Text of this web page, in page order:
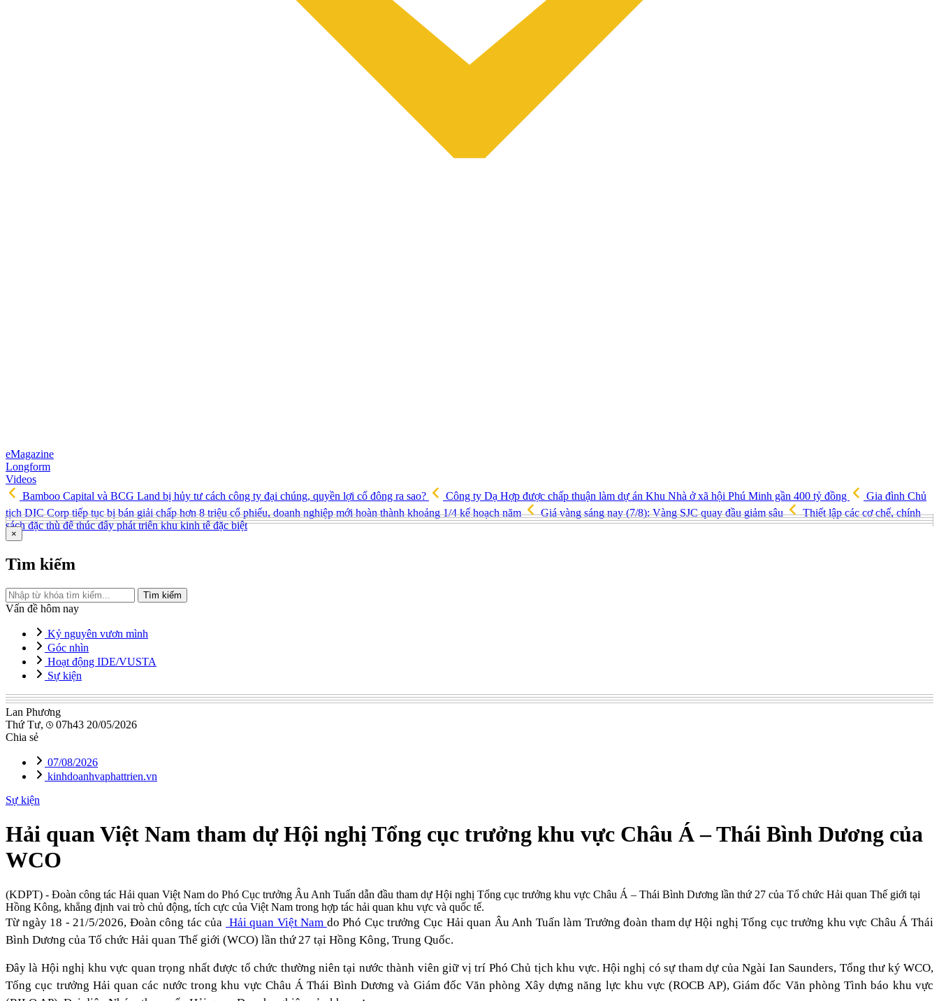
eMagazine
Longform
Videos
Bamboo Capital và BCG Land bị hủy tư cách công ty đại chúng, quyền lợi cổ đông ra sao?
Công ty Dạ Hợp được chấp thuận làm dự án Khu Nhà ở xã hội Phú Minh gần 400 tỷ đồng
Gia đình Chủ
tịch DIC Corp tiếp tục bị bán giải chấp hơn 8 triệu cổ phiếu, doanh nghiệp mới hoàn thành khoảng 1/4 kế hoạch năm
Giá vàng sáng nay (7/8): Vàng SJC quay đầu giảm sâu
Thiết lập các cơ chế, chính
sách đặc thù để thúc đẩy phát triển khu kinh tế đặc biệt
×
Tìm kiếm
Tìm kiếm
Vấn đề hôm nay
Kỷ nguyên vươn mình
Góc nhìn
Hoạt động IDE/VUSTA
Sự kiện
Lan Phương
Thứ Tư,
07h43 20/05/2026
Chia sẻ
07/08/2026
kinhdoanhvaphattrien.vn
Sự kiện
Hải quan Việt Nam tham dự Hội nghị Tổng cục trưởng khu vực Châu Á – Thái Bình Dương của
WCO
(KDPT) - Đoàn công tác Hải quan Việt Nam do Phó Cục trưởng Âu Anh Tuấn dẫn đầu tham dự Hội nghị Tổng cục trưởng khu vực Châu Á – Thái Bình Dương lần thứ 27 của Tổ chức Hải quan Thế giới tại
Hồng Kông, khẳng định vai trò chủ động, tích cực của Việt Nam trong hợp tác hải quan khu vực và quốc tế.
Từ ngày 18 - 21/5/2026, Đoàn công tác của Hải quan Việt Nam do Phó Cục trưởng Cục Hải quan Âu Anh Tuấn làm Trưởng đoàn tham dự Hội nghị Tổng cục trưởng khu vực Châu Á Thái
Bình Dương của Tổ chức Hải quan Thế giới (WCO) lần thứ 27 tại Hồng Kông, Trung Quốc.
Đây là Hội nghị khu vực quan trọng nhất được tổ chức thường niên tại nước thành viên giữ vị trí Phó Chủ tịch khu vực. Hội nghị có sự tham dự của Ngài Ian Saunders, Tổng thư ký WCO,
Tổng cục trưởng Hải quan các nước trong khu vực Châu Á Thái Bình Dương và Giám đốc Văn phòng Xây dựng năng lực khu vực (ROCB AP), Giám đốc Văn phòng Tình báo khu vực